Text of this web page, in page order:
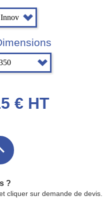
€ HT
?
cliquer sur demande de devis.